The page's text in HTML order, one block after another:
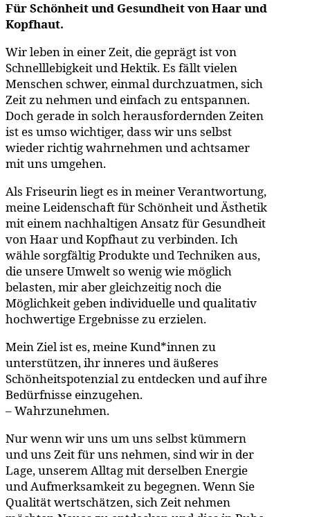
Für Schönheit und Gesundheit von Haar und
Kopfhaut.
Wir leben in einer Zeit, die geprägt ist von
Schnelllebigkeit und Hektik. Es fällt vielen
Menschen schwer, einmal durchzuatmen, sich
Zeit zu nehmen und einfach zu entspannen.
Doch gerade in solch herausfordernden Zeiten
ist es umso wichtiger, dass wir uns selbst
wieder richtig wahrnehmen und achtsamer
mit uns umgehen.
Als Friseurin liegt es in meiner Verantwortung,
meine Leidenschaft für Schönheit und Ästhetik
mit einem nachhaltigen Ansatz für Gesundheit
von Haar und Kopfhaut zu verbinden. Ich
wähle sorgfältig Produkte und Techniken aus,
die unsere Umwelt so wenig wie möglich
belasten, mir aber gleichzeitig noch die
Möglichkeit geben individuelle und qualitativ
hochwertige Ergebnisse zu erzielen.
Mein Ziel ist es, meine Kund*innen zu
unterstützen, ihr inneres und äußeres
Schönheitspotenzial zu entdecken und auf ihre
Bedürfnisse einzugehen.
– Wahrzunehmen.
Nur wenn wir uns um uns selbst kümmern
und uns Zeit für uns nehmen, sind wir in der
Lage, unserem Alltag mit derselben Energie
und Aufmerksamkeit zu begegnen. Wenn Sie
Qualität wertschätzen, sich Zeit nehmen